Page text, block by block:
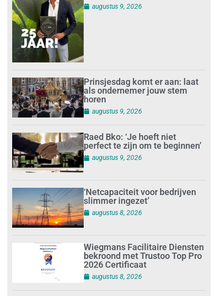
augustus 9, 2026
Prinsjesdag komt er aan: laat
als ondernemer jouw stem
horen
augustus 9, 2026
Raed Bko: ‘Je hoeft niet
perfect te zijn om te beginnen’
augustus 9, 2026
‘Netcapaciteit voor bedrijven
slimmer ingezet’
augustus 8, 2026
Wiegmans Facilitaire Diensten
bekroond met Trustoo Top Pro
2026 Certificaat
augustus 8, 2026